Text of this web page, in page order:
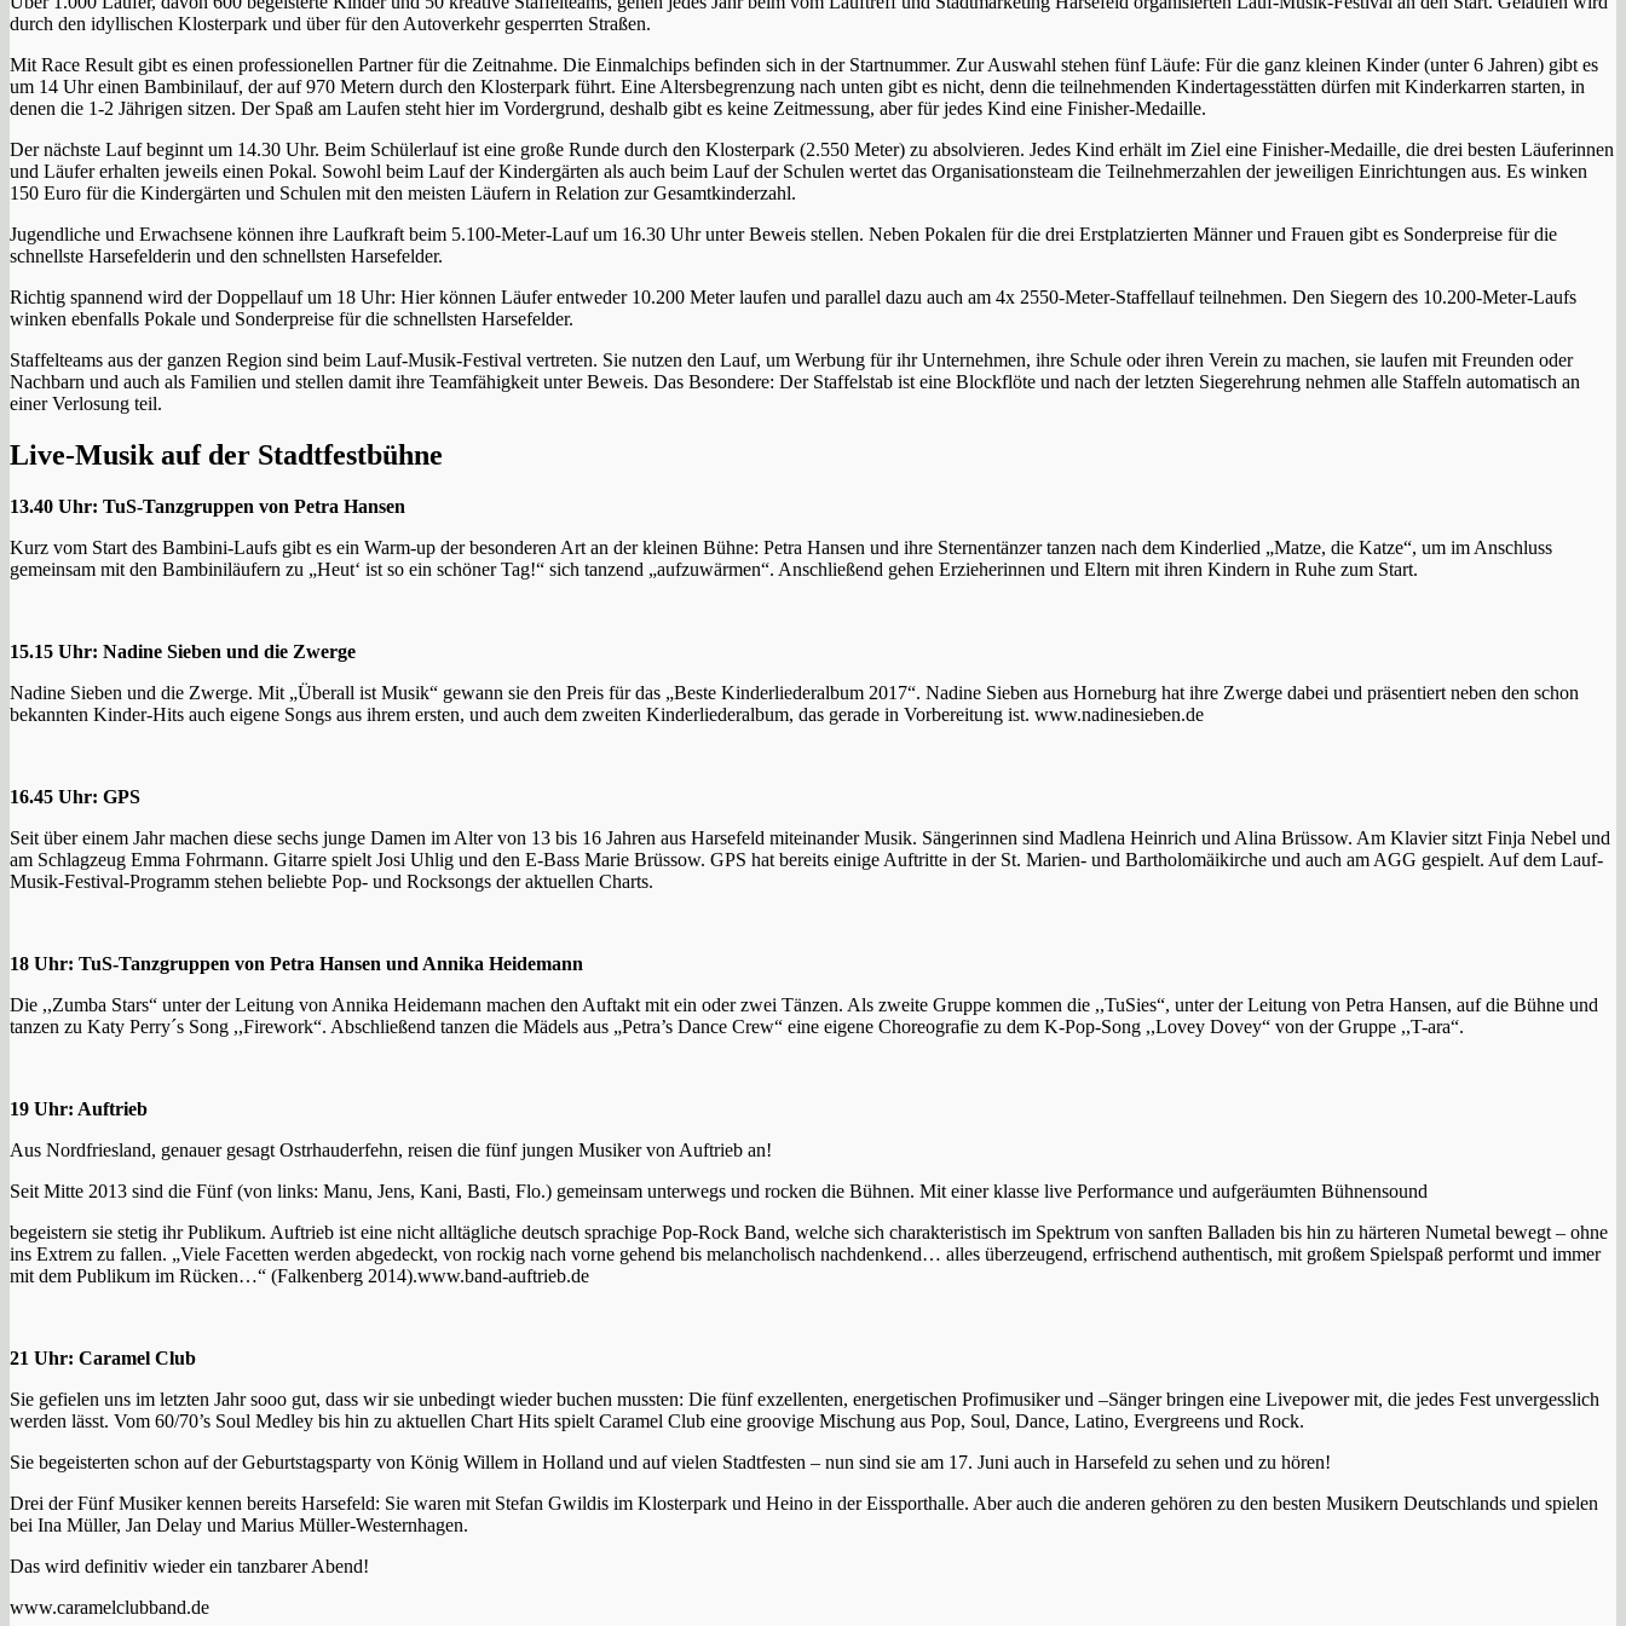
durch den idyllischen Klosterpark und über für den Autoverkehr gesperrten Straßen.
Mit Race Result gibt es einen professionellen Partner für die Zeitnahme. Die Einmalchips befinden sich in der Startnummer. Zur Auswahl stehen fünf Läufe: Für die ganz kleinen Kinder (unter 6 Jahren) gibt es
um 14 Uhr einen Bambinilauf, der auf 970 Metern durch den Klosterpark führt. Eine Altersbegrenzung nach unten gibt es nicht, denn die teilnehmenden Kindertagesstätten dürfen mit Kinderkarren starten, in
denen die 1-2 Jährigen sitzen. Der Spaß am Laufen steht hier im Vordergrund, deshalb gibt es keine Zeitmessung, aber für jedes Kind eine Finisher-Medaille.
Der nächste Lauf beginnt um 14.30 Uhr. Beim Schülerlauf ist eine große Runde durch den Klosterpark (2.550 Meter) zu absolvieren. Jedes Kind erhält im Ziel eine Finisher-Medaille, die drei besten Läuferinnen
und Läufer erhalten jeweils einen Pokal. Sowohl beim Lauf der Kindergärten als auch beim Lauf der Schulen wertet das Organisationsteam die Teilnehmerzahlen der jeweiligen Einrichtungen aus. Es winken
150 Euro für die Kindergärten und Schulen mit den meisten Läufern in Relation zur Gesamtkinderzahl.
Jugendliche und Erwachsene können ihre Laufkraft beim 5.100-Meter-Lauf um 16.30 Uhr unter Beweis stellen. Neben Pokalen für die drei Erstplatzierten Männer und Frauen gibt es Sonderpreise für die
schnellste Harsefelderin und den schnellsten Harsefelder.
Richtig spannend wird der Doppellauf um 18 Uhr: Hier können Läufer entweder 10.200 Meter laufen und parallel dazu auch am 4x 2550-Meter-Staffellauf teilnehmen. Den Siegern des 10.200-Meter-Laufs
winken ebenfalls Pokale und Sonderpreise für die schnellsten Harsefelder.
Staffelteams aus der ganzen Region sind beim Lauf-Musik-Festival vertreten. Sie nutzen den Lauf, um Werbung für ihr Unternehmen, ihre Schule oder ihren Verein zu machen, sie laufen mit Freunden oder
Nachbarn und auch als Familien und stellen damit ihre Teamfähigkeit unter Beweis. Das Besondere: Der Staffelstab ist eine Blockflöte und nach der letzten Siegerehrung nehmen alle Staffeln automatisch an
einer Verlosung teil.
Live-Musik auf der Stadtfestbühne
13.40 Uhr: TuS-Tanzgruppen von Petra Hansen
Kurz vom Start des Bambini-Laufs gibt es ein Warm-up der besonderen Art an der kleinen Bühne: Petra Hansen und ihre Sternentänzer tanzen nach dem Kinderlied „Matze, die Katze“, um im Anschluss
gemeinsam mit den Bambiniläufern zu „Heut‘ ist so ein schöner Tag!“ sich tanzend „aufzuwärmen“. Anschließend gehen Erzieherinnen und Eltern mit ihren Kindern in Ruhe zum Start.
15.15 Uhr: Nadine Sieben und die Zwerge
Nadine Sieben und die Zwerge. Mit „Überall ist Musik“ gewann sie den Preis für das „Beste Kinderliederalbum 2017“. Nadine Sieben aus Horneburg hat ihre Zwerge dabei und präsentiert neben den schon
bekannten Kinder-Hits auch eigene Songs aus ihrem ersten, und auch dem zweiten Kinderliederalbum, das gerade in Vorbereitung ist. www.nadinesieben.de
16.45 Uhr: GPS
Seit über einem Jahr machen diese sechs junge Damen im Alter von 13 bis 16 Jahren aus Harsefeld miteinander Musik. Sängerinnen sind Madlena Heinrich und Alina Brüssow. Am Klavier sitzt Finja Nebel und
am Schlagzeug Emma Fohrmann. Gitarre spielt Josi Uhlig und den E-Bass Marie Brüssow. GPS hat bereits einige Auftritte in der St. Marien- und Bartholomäikirche und auch am AGG gespielt. Auf dem Lauf-
Musik-Festival-Programm stehen beliebte Pop- und Rocksongs der aktuellen Charts.
18 Uhr: TuS-Tanzgruppen von Petra Hansen und Annika Heidemann
Die ,,Zumba Stars“ unter der Leitung von Annika Heidemann machen den Auftakt mit ein oder zwei Tänzen. Als zweite Gruppe kommen die ,,TuSies“, unter der Leitung von Petra Hansen, auf die Bühne und
tanzen zu Katy Perry´s Song ,,Firework“. Abschließend tanzen die Mädels aus „Petra’s Dance Crew“ eine eigene Choreografie zu dem K-Pop-Song ,,Lovey Dovey“ von der Gruppe ,,T-ara“.
19 Uhr: Auftrieb
Aus Nordfriesland, genauer gesagt Ostrhauderfehn, reisen die fünf jungen Musiker von Auftrieb an!
Seit Mitte 2013 sind die Fünf (von links: Manu, Jens, Kani, Basti, Flo.) gemeinsam unterwegs und rocken die Bühnen. Mit einer klasse live Performance und aufgeräumten Bühnensound
begeistern sie stetig ihr Publikum. Auftrieb ist eine nicht alltägliche deutsch sprachige Pop-Rock Band, welche sich charakteristisch im Spektrum von sanften Balladen bis hin zu härteren Numetal bewegt – ohne
ins Extrem zu fallen. „Viele Facetten werden abgedeckt, von rockig nach vorne gehend bis melancholisch nachdenkend… alles überzeugend, erfrischend authentisch, mit großem Spielspaß performt und immer
mit dem Publikum im Rücken…“ (Falkenberg 2014).www.band-auftrieb.de
21 Uhr: Caramel Club
Sie gefielen uns im letzten Jahr sooo gut, dass wir sie unbedingt wieder buchen mussten: Die fünf exzellenten, energetischen Profimusiker und –Sänger bringen eine Livepower mit, die jedes Fest unvergesslich
werden lässt. Vom 60/70’s Soul Medley bis hin zu aktuellen Chart Hits spielt Caramel Club eine groovige Mischung aus Pop, Soul, Dance, Latino, Evergreens und Rock.
Sie begeisterten schon auf der Geburtstagsparty von König Willem in Holland und auf vielen Stadtfesten – nun sind sie am 17. Juni auch in Harsefeld zu sehen und zu hören!
Drei der Fünf Musiker kennen bereits Harsefeld: Sie waren mit Stefan Gwildis im Klosterpark und Heino in der Eissporthalle. Aber auch die anderen gehören zu den besten Musikern Deutschlands und spielen
bei Ina Müller, Jan Delay und Marius Müller-Westernhagen.
Das wird definitiv wieder ein tanzbarer Abend!
www.caramelclubband.de